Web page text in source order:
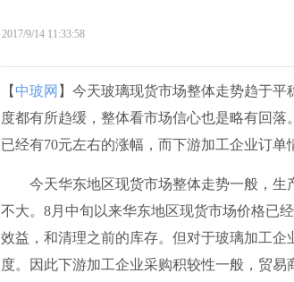
2017/9/14 11:33:58
【 中玻网 】今天玻璃现货市场整体走势趋于
度都有所趋缓，整体看市场信心也是略有回
已经有70元左右的涨幅，而下游加工企业订单
今天华东地区现货市场整体走势一般，生
不大。8月中旬以来华东地区现货市场价格已
效益，和清理之前的库存。但对于玻璃加工
度。因此下游加工企业采购积较性一般，贸